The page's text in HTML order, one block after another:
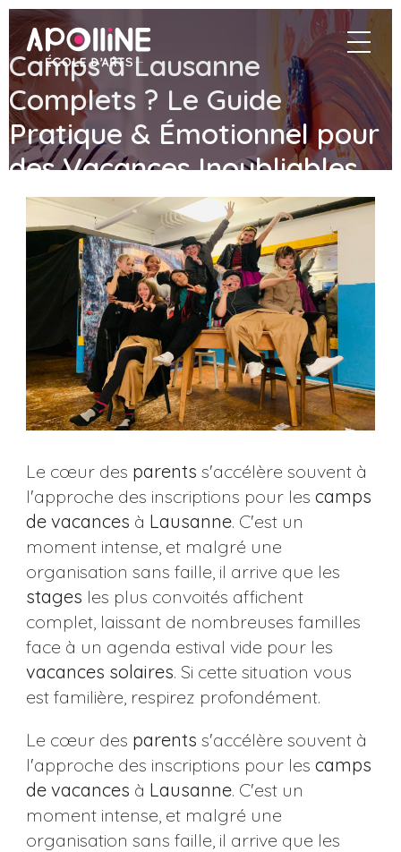
Apolline
–
École
d'arts
Camps à Lausanne
Complets ? Le Guide
Pratique & Émotionnel pour
des Vacances Inoubliables
Le cœur des parents s'accélère souvent à
l'approche des inscriptions pour les camps
de vacances à Lausanne. C'est un
moment intense, et malgré une
organisation sans faille, il arrive que les
stages les plus convoités affichent
complet, laissant de nombreuses familles
face à un agenda estival vide pour les
vacances solaires. Si cette situation vous
est familière, respirez profondément.
Le cœur des parents s'accélère souvent à
l'approche des inscriptions pour les camps
de vacances à Lausanne. C'est un
moment intense, et malgré une
organisation sans faille, il arrive que les